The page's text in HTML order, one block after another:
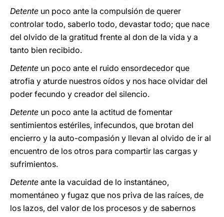
Detente un poco ante la compulsión de querer
controlar todo, saberlo todo, devastar todo; que nace
del olvido de la gratitud frente al don de la vida y a
tanto bien recibido.
Detente un poco ante el ruido ensordecedor que
atrofia y aturde nuestros oídos y nos hace olvidar del
poder fecundo y creador del silencio.
Detente un poco ante la actitud de fomentar
sentimientos estériles, infecundos, que brotan del
encierro y la auto-compasión y llevan al olvido de ir al
encuentro de los otros para compartir las cargas y
sufrimientos.
Detente ante la vacuidad de lo instantáneo,
momentáneo y fugaz que nos priva de las raíces, de
los lazos, del valor de los procesos y de sabernos